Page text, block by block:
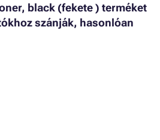
black (fekete ) terméket
szánják, hasonlóan